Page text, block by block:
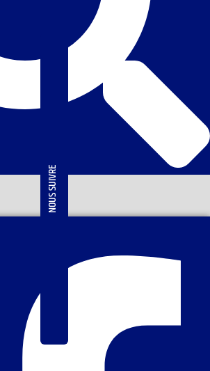
NOUS SUIVRE